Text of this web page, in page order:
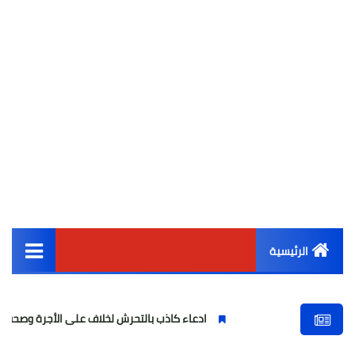
الرئيسية
أخبار مصر
ادعاء كاذب بالتحرش لخلاف على الأجرة وصحفية وهمية